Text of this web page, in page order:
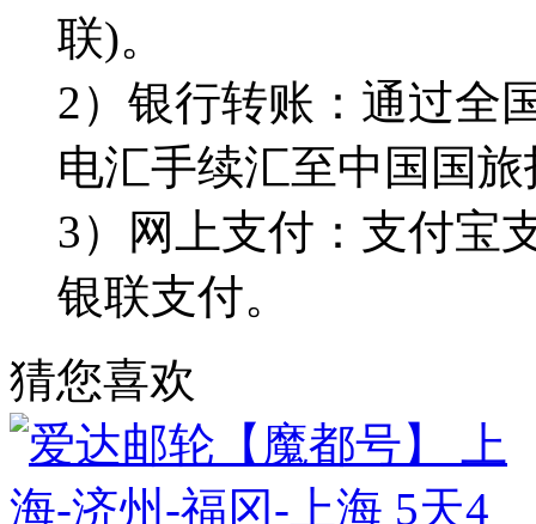
联)。
2）银行转账：通过全
电汇手续汇至中国国
3）网上支付：支付宝
银联支付。
猜您喜欢